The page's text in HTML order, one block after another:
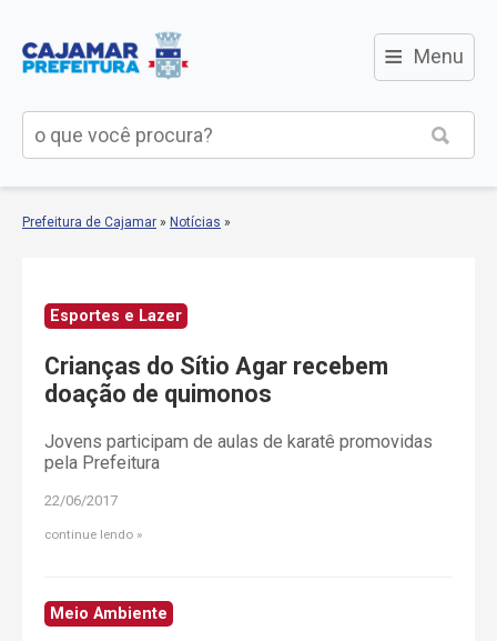
≡ Menu
Prefeitura de Cajamar » Notícias »
Esportes e Lazer
Crianças do Sítio Agar recebem
doação de quimonos
Jovens participam de aulas de karatê promovidas
pela Prefeitura
22/06/2017
continue lendo
Meio Ambiente